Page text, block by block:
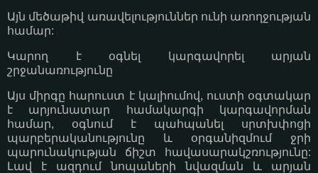
Այն մեծաթիվ առավելություններ ունի առողջության
համար:
Կարող է օգնել կարգավորել արյան
շրջանառությունը
Այս միրգը հարուստ է կալիումով, ուստի օգտակար
է արյունատար համակարգի կարգավորման
համար, օգնում է պահպանել սրտխփոցի
պարբերականությունը և օրգանիզմում ջրի
պարունակության ճիշտ հավասարակշռությունը:
Լավ է ազդում նոպաների նվազման և արյան